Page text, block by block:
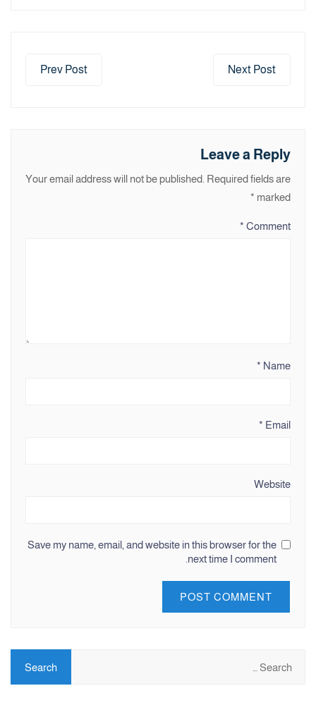
Prev Post Next Post
Leave a Reply
Your email address will not be published. Required fields are
marked
*
Comment
*
Name
*
Email
*
Website
Save my name, email, and website in this browser for the
next time I comment.